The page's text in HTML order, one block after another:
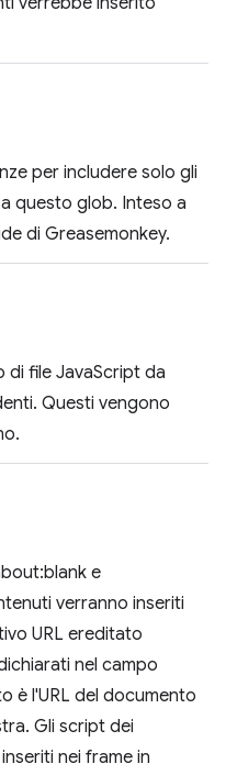
per includere solo gli
questo glob. Inteso a
di Greasemonkey.
di file JavaScript da
Questi vengono
e
verranno inseriti
URL ereditato
nel campo
è l'URL del documento
Gli script dei
nei frame in